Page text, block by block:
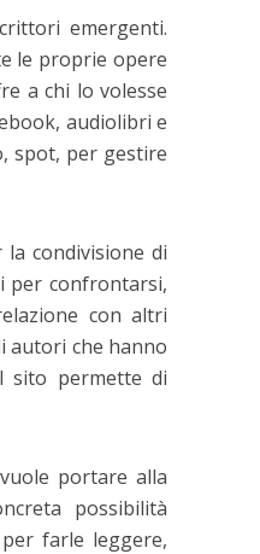
emergenti.
le proprie opere
a chi lo volesse
audiolibri e
spot, per gestire
condivisione di
per confrontarsi,
con altri
autori che hanno
sito permette di
portare alla
possibilità
farle leggere,
#ioleggoperchè2016
5 minuti per la lettura